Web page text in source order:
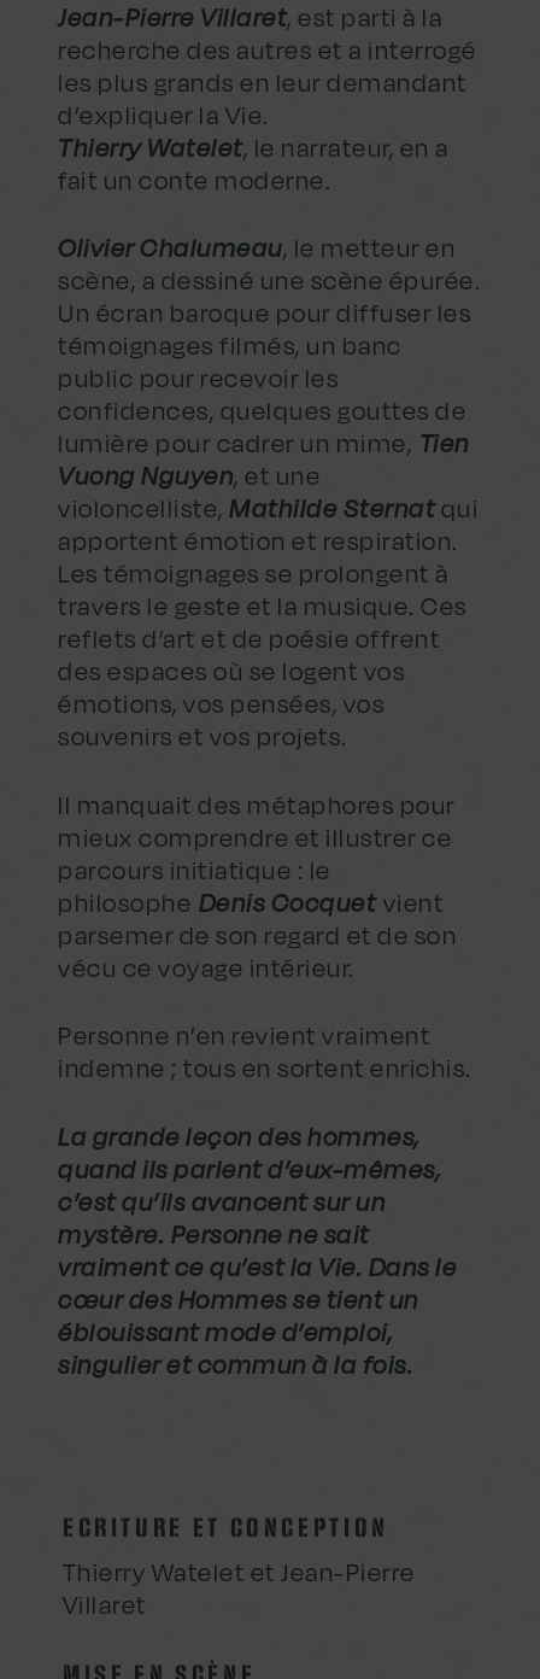
Jean-Pierre Villaret, est parti à la
recherche des autres et a interrogé
les plus grands en leur demandant
d’expliquer la Vie.
Thierry Watelet, le narrateur, en a
fait un conte moderne.
Olivier Chalumeau, le metteur en
scène, a dessiné une scène épurée.
Un écran baroque pour diffuser les
témoignages filmés, un banc
public pour recevoir les
confidences, quelques gouttes de
lumière pour cadrer un mime, Tien
Vuong Nguyen, et une
violoncelliste,Mathilde Sternatqui
apportent émotion et respiration.
Les témoignages se prolongent à
travers le geste et la musique. Ces
reflets d’art et de poésie offrent
des espaces où se logent vos
émotions, vos pensées, vos
souvenirs et vos projets.
Il manquait des métaphores pour
mieux comprendre et illustrer ce
parcours initiatique : le
philosophe Denis Cocquetvient
parsemer de son regard et de son
vécu ce voyage intérieur.
Personne n’en revient vraiment
indemne ; tous en sortent enrichis.
La grande leçon des hommes,
quand ils parlent d’eux-mêmes,
c’est qu’ils avancent sur un
mystère. Personne ne sait
vraiment ce qu’est la Vie. Dans le
cœur des Hommes se tient un
éblouissant mode d’emploi,
singulier et commun à la fois.
ECRITURE ET CONCEPTION
Thierry Watelet et Jean-Pierre
Villaret